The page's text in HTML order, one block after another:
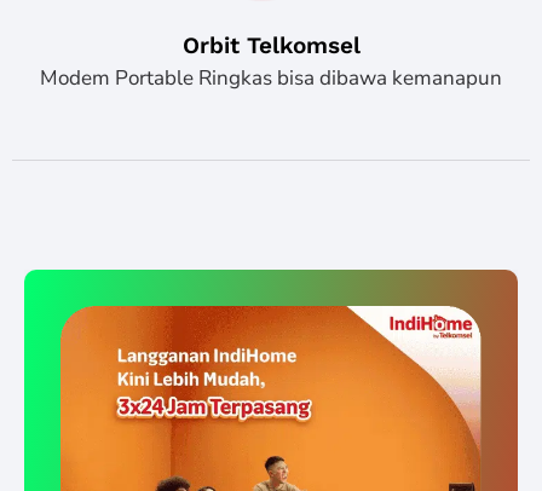
Orbit Telkomsel
Modem Portable Ringkas bisa dibawa kemanapun